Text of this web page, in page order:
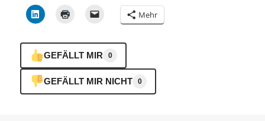
Mehr
GEFÄLLT MIR 0
GEFÄLLT MIR NICHT 0